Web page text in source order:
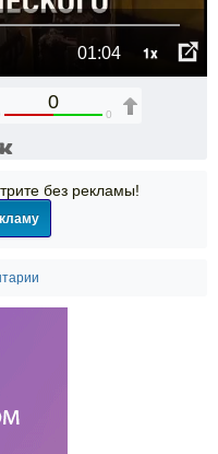
01:04 1x
0
0
без рекламы!